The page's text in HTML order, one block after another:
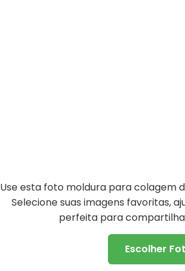
Use esta foto moldura para colagem
Selecione suas imagens favoritas,
perfeita para
Escolher